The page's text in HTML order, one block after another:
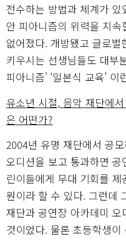
전수하는 방법과 체계가
안 피아니즘의 위력을 지
없어졌다. 개방됐고 글로
키우시는 선생님들도 대부
피아니즘’ ‘일본식 교육’
유소년 시절, 음악 재단에
은 어떤가?
2004년 유명 재단에서 공
오디션을 보고 통과하면
린이들에게 무대 기회를
원이라 할 수 있다. 그런데
재단과 공연장 아카데미
것이었다. 물론 초등학생